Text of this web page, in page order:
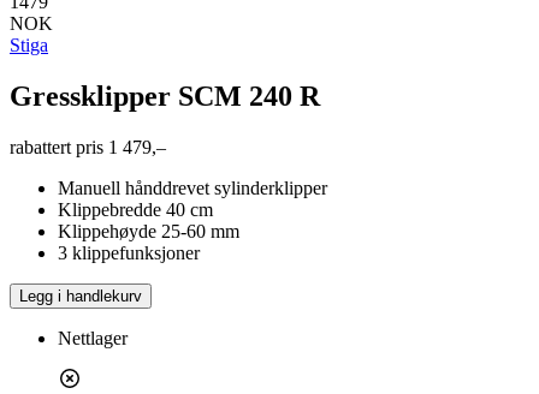
NOK
Stiga
Gressklipper SCM 240 R
rabattert pris 1 479,–
Manuell hånddrevet sylinderklipper
Klippebredde 40 cm
Klippehøyde 25-60 mm
3 klippefunksjoner
Legg i handlekurv
Nettlager